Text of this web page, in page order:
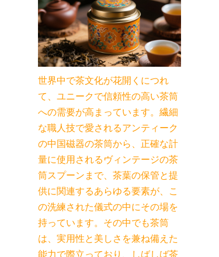
世界中で茶文化が花開くにつれ
て、ユニークで信頼性の高い茶筒
への需要が高まっています。繊細
な職人技で愛されるアンティーク
の中国磁器の茶筒から、正確な計
量に使用されるヴィンテージの茶
筒スプーンまで、茶葉の保管と提
供に関連するあらゆる要素が、こ
の洗練された儀式の中にその場を
持っています。その中でも茶筒
は、実用性と美しさを兼ね備えた
能力で際立っており、しばしば茶